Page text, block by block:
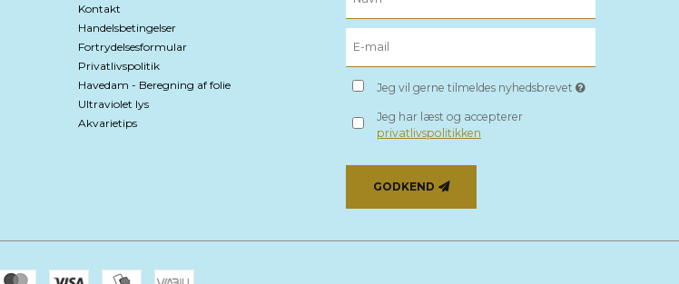
Kontakt
Handelsbetingelser
Fortrydelsesformular
Privatlivspolitik
Havedam - Beregning af folie
Ultraviolet lys
Akvarietips
Jeg vil gerne tilmeldes nyhedsbrevet
Jeg har læst og accepterer
privatlivspolitikken
GODKEND